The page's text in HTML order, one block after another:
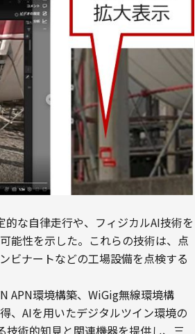
な自律走行や、フィジカルAI技術を
能性を示した。これらの技術は、点
ビナートなどの工場設備を点検する
APN環境構築、WiGig無線環境構
、AIを用いたデジタルツイン環境の